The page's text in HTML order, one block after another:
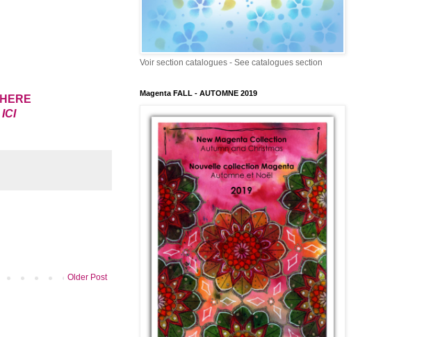
HERE
ICI
Older Post
Voir section catalogues - See catalogues section
Magenta FALL - AUTOMNE 2019